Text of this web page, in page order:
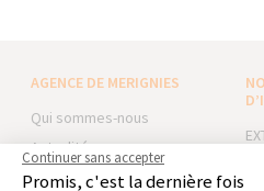
AGENCE DE MERIGNIES
Qui sommes-nous
Actualités
Notre charte qualité
Continuer sans accepter
Promis, c'est la dernière fois